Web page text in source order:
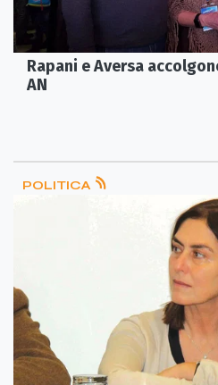
Rapani e Aversa
AN
POLITICA